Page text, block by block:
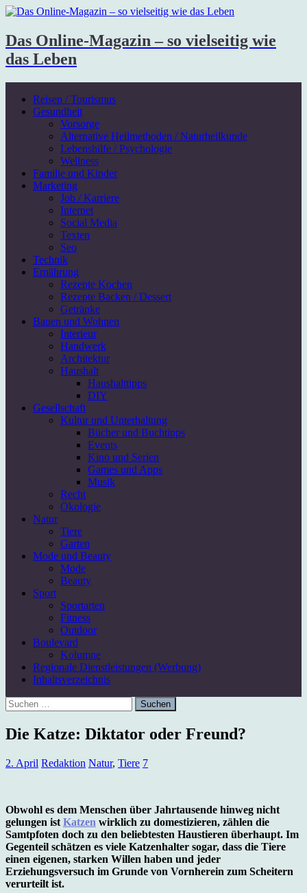
Das Online-Magazin – so vielseitig wie
das Leben
Reisen / Tourismus
Gesundheit
Vorsorge
Alternative Heilmethoden / Naturheilkunde
Lebenshilfe / Psychologie
Wellness
Familie und Kinder
Marketing
Job / Karriere
Internet
Social Media
Texten
Seo
Technik
Ernährung
Rezepte Kochen
Rezepte Backen / Dessert
Getränke
Bauen und Wohnen
Interieur
Handwerk
Architektur
Haushalt
Haushalttipps
DIY
Gesellschaft
Kultur und Unterhaltung
Bücher und Buchtipps
Events
Kino und Serien
Games und Apps
Musik
Recht
Ökologie
Natur
Tiere
Garten
Mode und Beauty
Mode
Beauty
Sport
Sportarten
Fitness
Outdoor
Boulevard
Kolumne
Regionale Dienstleistungen (Werbung)
Inhaltsverzeichnis
Suchen
nach:
Die Katze: Diktator oder Freund?
2. April Redaktion Natur, Tiere 7
Obwohl es dem Menschen über Jahrtausende hinweg nicht
gelungen ist Katzen wirklich zu domestizieren, zählen die
Samtpfoten doch zu den beliebtesten Haustieren überhaupt. Im
Gegenteil schätzen es viele Katzenhalter sogar, dass die Tiere
einen eigenen, starken Willen haben und jeder
Erziehungsversuch im Grunde von Vornherein zum Scheitern
verurteilt ist.